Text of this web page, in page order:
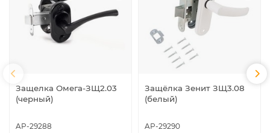
Защелка Омега-ЗЩ2.03
(черный)
AP-29288
Защёлка Зенит ЗЩ3.08
(белый)
AP-29290